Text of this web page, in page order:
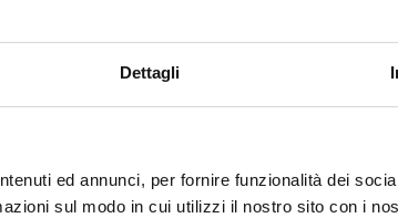
Dettagli
ed annunci, per fornire funzionalità dei
sul modo in cui utilizzi il nostro sito con i